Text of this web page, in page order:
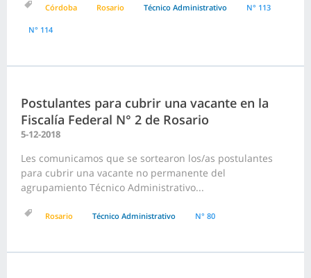
Córdoba Rosario Técnico Administrativo N° 113
N° 114
Postulantes para cubrir una vacante en la
Fiscalía Federal N° 2 de Rosario
5-12-2018
Les comunicamos que se sortearon los/as postulantes
para cubrir una vacante no permanente del
agrupamiento Técnico Administrativo...
Rosario Técnico Administrativo N° 80